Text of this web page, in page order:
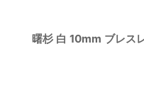
曙杉 白 10mm ブレス